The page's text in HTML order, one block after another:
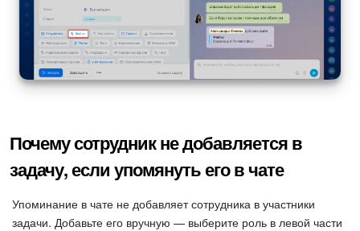
Почему сотрудник не добавляется в
задачу, если упомянуть его в чате
Упоминание в чате не добавляет сотрудника в участники
задачи. Добавьте его вручную — выберите роль в левой части